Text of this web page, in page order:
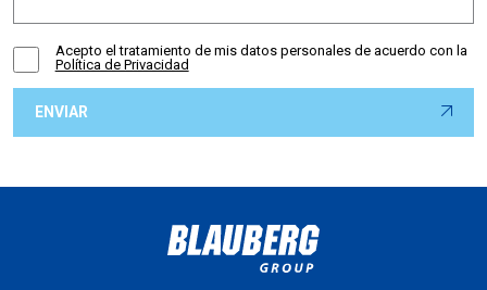
Acepto el tratamiento de mis datos personales de acuerdo con la
Política de Privacidad